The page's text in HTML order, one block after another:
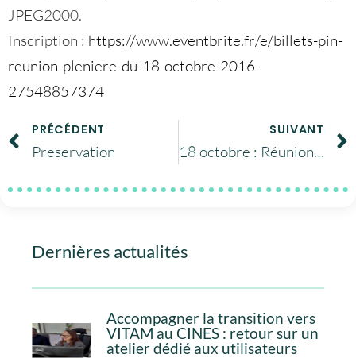
JPEG2000.
Inscription : https://www.eventbrite.fr/e/billets-pin-
reunion-pleniere-du-18-octobre-2016-
27548857374
PRÉCÉDENT
Preservation
SUIVANT
18 octobre : Réunion plénière au CNES (Paris).
Dernières actualités
Accompagner la transition vers
VITAM au CINES : retour sur un
atelier dédié aux utilisateurs